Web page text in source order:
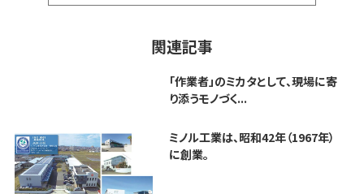
関連記事
「作業者」のミカタとして、現場に寄
り添うモノづく...
ミノル工業は、昭和42年（1967年）
に創業。